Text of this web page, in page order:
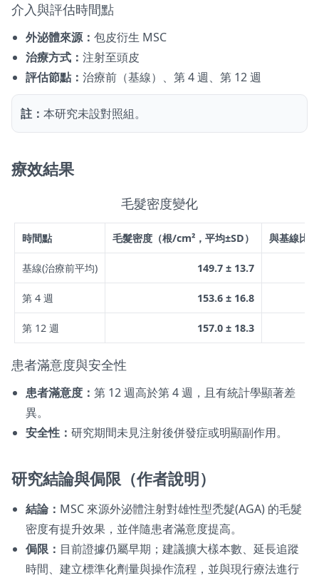
介入與評估時間點
外泌體來源： 包皮衍生 MSC
治療方式： 注射至頭皮
評估節點： 治療前（基線）、第 4 週、第 12 週
註： 本研究未設對照組。
療效結果
毛髮密度變化
時間點 毛髮密度（根/cm²，平均±SD） 與基線比
基線(治療前平均) 149.7 ± 13.7
第 4 週 153.6 ± 16.8
第 12 週 157.0 ± 18.3
患者滿意度與安全性
患者滿意度： 第 12 週高於第 4 週，且有統計學顯著差
異。
安全性： 研究期間未見注射後併發症或明顯副作用。
研究結論與侷限（作者說明）
結論： MSC 來源外泌體注射對雄性型禿髮(AGA) 的毛髮
密度有提升效果，並伴隨患者滿意度提高。
侷限： 目前證據仍屬早期；建議擴大樣本數、延長追蹤
時間、建立標準化劑量與操作流程，並與現行療法進行